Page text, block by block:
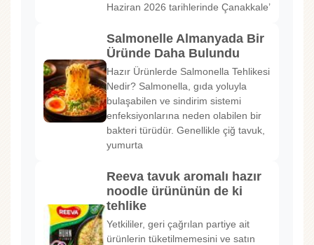
Haziran 2026 tarihlerinde Çanakkale’
Salmonelle Almanyada Bir
Üründe Daha Bulundu
Hazır Ürünlerde Salmonella Tehlikesi
Nedir? Salmonella, gıda yoluyla
bulaşabilen ve sindirim sistemi
enfeksiyonlarına neden olabilen bir
bakteri türüdür. Genellikle çiğ tavuk,
yumurta
Reeva tavuk aromalı hazır
noodle ürününün de ki
tehlike
Yetkililer, geri çağrılan partiye ait
ürünlerin tüketilmemesini ve satın